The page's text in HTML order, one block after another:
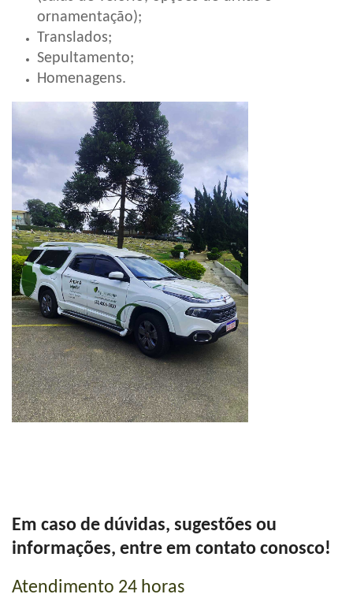
ornamentação);
Translados;
Sepultamento;
Homenagens.
Em caso de dúvidas, sugestões ou
informações, entre em contato conosco!
Atendimento 24 horas